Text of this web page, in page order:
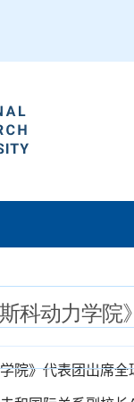
科动力学
院》代表团出席